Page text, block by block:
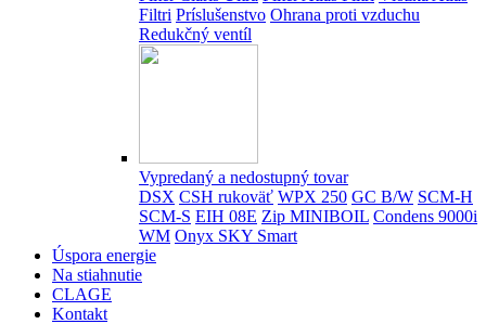
Filtri Príslušenstvo Ohrana proti vzduchu
Redukčný ventíl
Vypredaný a nedostupný tovar
DSX CSH rukoväť WPX 250 GC B/W SCM-H
SCM-S EIH 08E Zip MINIBOIL Condens 9000i
WM Onyx SKY Smart
Úspora energie
Na stiahnutie
CLAGE
Kontakt